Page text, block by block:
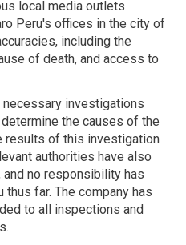
local media outlets
Peru's offices in the city of
including the
of death, and access to
investigations
the causes of the
results of this investigation
authorities have also
no responsibility has
far. The company has
to all inspections and